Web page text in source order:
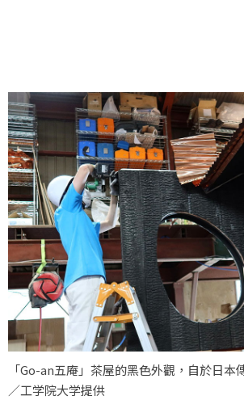
「Go-an五庵」茶屋的黑色外觀，自於日本
／工学院大学提供